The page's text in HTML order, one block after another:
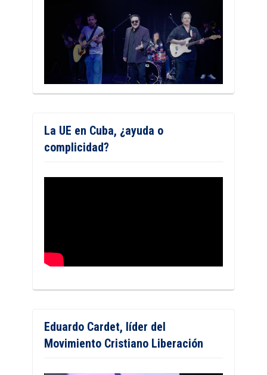
La UE en Cuba, ¿ayuda o
complicidad?
Eduardo Cardet, líder del
Movimiento Cristiano Liberación